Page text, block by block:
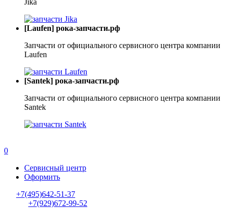
Jika
[Laufen] рока-запчасти.рф
Запчасти от официального сервисного центра компании
Laufen
[Santek] рока-запчасти.рф
Запчасти от официального сервисного центра компании
Santek
0
Сервисный центр
Оформить
+7(495)642-51-37
+7(929)672-99-52